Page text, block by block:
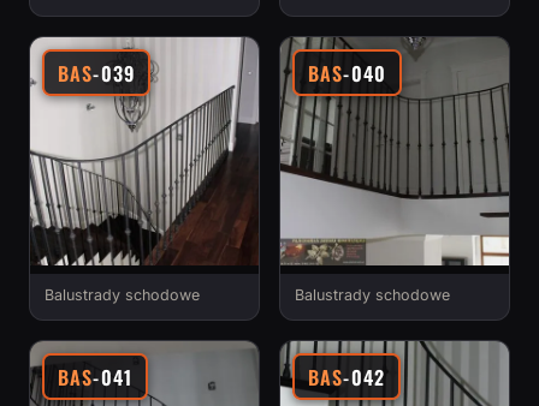
BAS-039
Balustrady schodowe
BAS-040
Balustrady schodowe
BAS-041 BAS-042